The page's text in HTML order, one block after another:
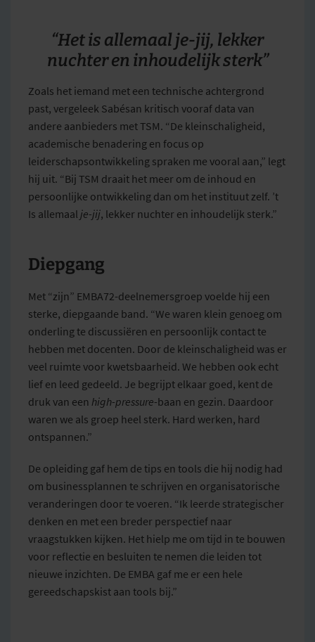
“Het is allemaal je-jij, lekker
nuchter en inhoudelijk sterk”
Zoals het iemand met een technische achtergrond
past, vergeleek Sabésan kritisch vooraf data van
andere aanbieders met TSM. “De kleinschaligheid,
academische benadering en focus op
leiderschapsontwikkeling spraken me vooral aan,” legt
hij uit. “Bij TSM draait het meer om de inhoud en
persoonlijke ontwikkeling dan om het instituut zelf. ’t
Is allemaal je-jij, lekker nuchter en inhoudelijk sterk.”
Diepgang
Met “zijn” EMBA72-deelnemersgroep voelde hij een
sterke, diepgaande band. “We waren klein genoeg om
onderling te discussiëren en persoonlijk contact te
hebben met docenten. Door de kleinschaligheid was er
veel ruimte voor kwetsbaarheid. We hebben ook echt
lief en leed gedeeld. Je begrijpt elkaar goed, kent de
druk van een high-pressure-baan en gezin. Daardoor
waren we als groep heel sterk. Hard werken, hard
ontspannen.”
De opleiding gaf hem de tips en tools die hij nodig had
om businessplannen te schrijven en organisatorische
veranderingen door te voeren. “Ik leerde strategischer
denken en met een breder perspectief naar
vraagstukken kijken. Het hielp me om tijd in te bouwen
voor reflectie en besluiten te nemen die leiden tot
nieuwe inzichten. De EMBA gaf me er een hele
gereedschapskist aan tools bij.”